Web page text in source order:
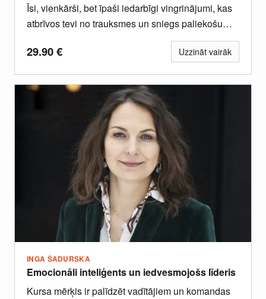
Īsi, vienkārši, bet īpaši iedarbīgi vingrinājumi, kas
atbrīvos tevi no trauksmes un sniegs paliekošu
29.90€ Uzzināt vairāk
INGA ŠADURSKA
Emocionāli inteliģents un iedvesmojošs līderis
Kursa mērķis ir palīdzēt vadītājiem un komandas